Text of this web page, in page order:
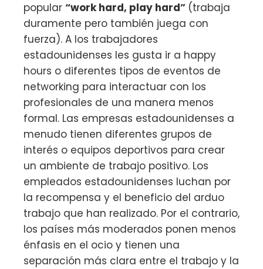
popular “work hard, play hard” (trabaja
duramente pero también juega con
fuerza). A los trabajadores
estadounidenses les gusta ir a happy
hours o diferentes tipos de eventos de
networking para interactuar con los
profesionales de una manera menos
formal. Las empresas estadounidenses a
menudo tienen diferentes grupos de
interés o equipos deportivos para crear
un ambiente de trabajo positivo. Los
empleados estadounidenses luchan por
la recompensa y el beneficio del arduo
trabajo que han realizado. Por el contrario,
los países más moderados ponen menos
énfasis en el ocio y tienen una
separación más clara entre el trabajo y la